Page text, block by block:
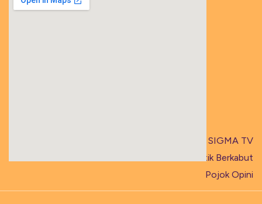
Artikel SIGMA TV
Titik Berkabut
Pojok Opini